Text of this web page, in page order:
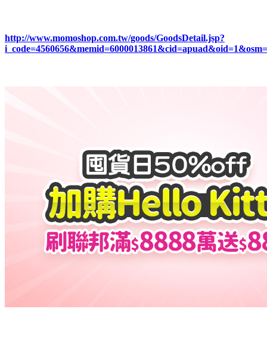
http://www.momoshop.com.tw/goods/GoodsDetail.jsp?